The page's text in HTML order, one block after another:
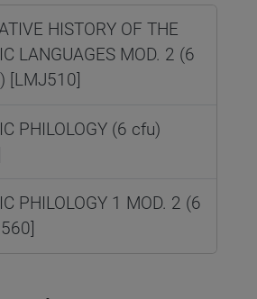
HISTORY OF THE
LANGUAGES MOD. 2 (6
[LMJ510]
PHILOLOGY (6 cfu)
PHILOLOGY 1 MOD. 2 (6